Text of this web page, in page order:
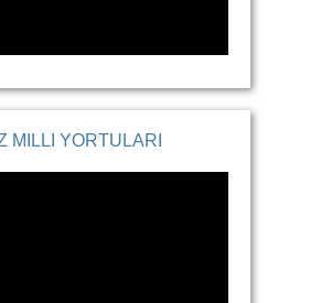
MILLI YORTULARI